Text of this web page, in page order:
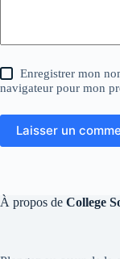
Enregistrer mon
navigateur pour mon
Laisser un
À propos de College